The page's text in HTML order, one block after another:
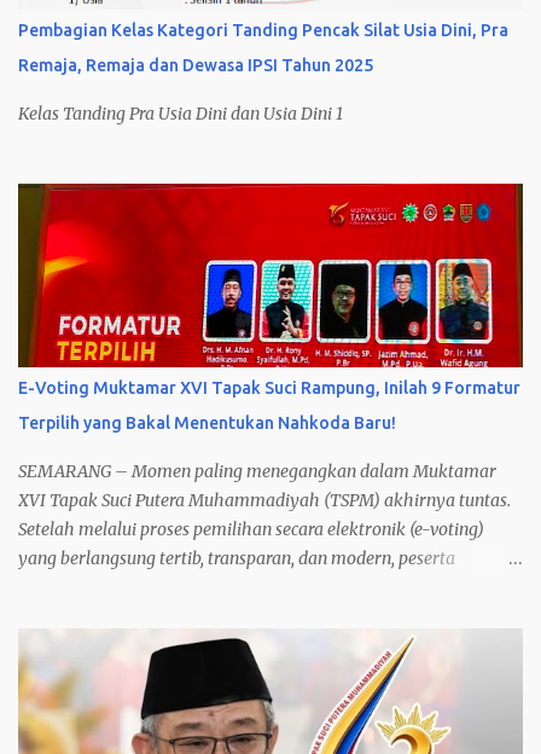
Pembagian Kelas Kategori Tanding Pencak Silat Usia Dini, Pra
Remaja, Remaja dan Dewasa IPSI Tahun 2025
Kelas Tanding Pra Usia Dini dan Usia Dini 1
E-Voting Muktamar XVI Tapak Suci Rampung, Inilah 9 Formatur
Terpilih yang Bakal Menentukan Nahkoda Baru!
SEMARANG – Momen paling menegangkan dalam Muktamar
XVI Tapak Suci Putera Muhammadiyah (TSPM) akhirnya tuntas.
Setelah melalui proses pemilihan secara elektronik (e-voting)
yang berlangsung tertib, transparan, dan modern, peserta